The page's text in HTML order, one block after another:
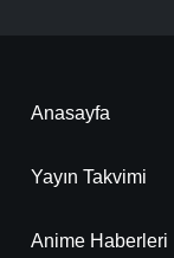
Anasayfa
Yayın Takvimi
Anime Haberleri